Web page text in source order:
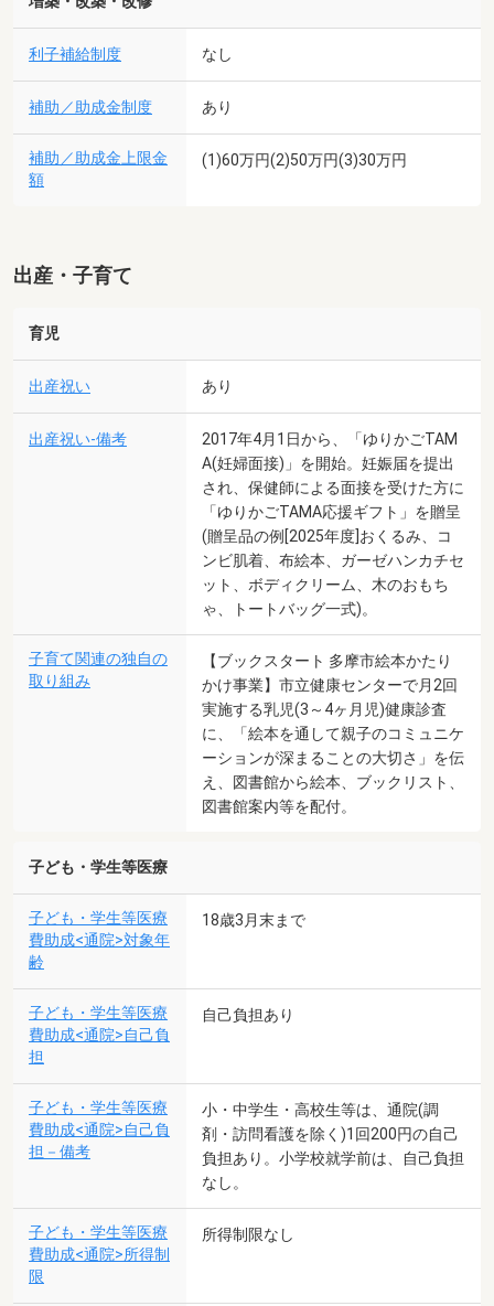
利子補給制度 なし
補助／助成金制度 あり
補助／助成金上限金
額
(1)60万円(2)50万円(3)30万円
出産・子育て
育児
出産祝い あり
出産祝い-備考
2017年4月1日から、「ゆりかごTAM
A(妊婦面接)」を開始。妊娠届を提出
され、保健師による面接を受けた方に
「ゆりかごTAMA応援ギフト」を贈呈
(贈呈品の例[2025年度]おくるみ、コ
ンビ肌着、布絵本、ガーゼハンカチセ
ット、ボディクリーム、木のおもち
ゃ、トートバッグ一式)。
子育て関連の独自の
取り組み
【ブックスタート 多摩市絵本かたり
かけ事業】市立健康センターで月2回
実施する乳児(3～4ヶ月児)健康診査
に、「絵本を通して親子のコミュニケ
ーションが深まることの大切さ」を伝
え、図書館から絵本、ブックリスト、
図書館案内等を配付。
子ども・学生等医療
子ども・学生等医療
費助成<通院>対象年
齢
18歳3月末まで
子ども・学生等医療
費助成<通院>自己負
担
自己負担あり
子ども・学生等医療
費助成<通院>自己負
担－備考
小・中学生・高校生等は、通院(調
剤・訪問看護を除く)1回200円の自己
負担あり。小学校就学前は、自己負担
なし。
子ども・学生等医療
費助成<通院>所得制
限
所得制限なし